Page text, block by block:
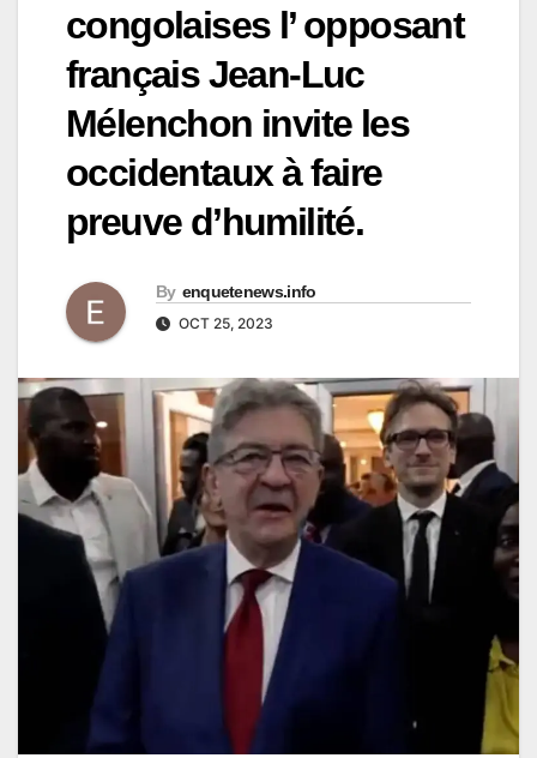
congolaises l’ opposant
français Jean-Luc
Mélenchon invite les
occidentaux à faire
preuve d’humilité.
By enquetenews.info
OCT 25, 2023